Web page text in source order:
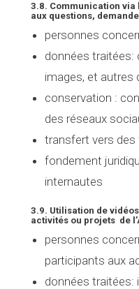
3.8. Communication
aux questions,
personnes
données traitées:
images, et autres
conservation :
des réseaux
transfert vers des
fondement
internautes
3.9. Utilisation de
activités ou projets de
personnes
participants aux
données traitées: